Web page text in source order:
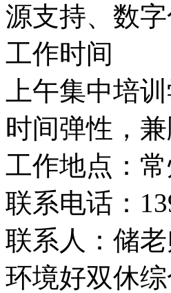
源支持、数
工作时间
上午集中培
时间弹性，
工作地点：
联系电话：
联系人：储
环境好双休